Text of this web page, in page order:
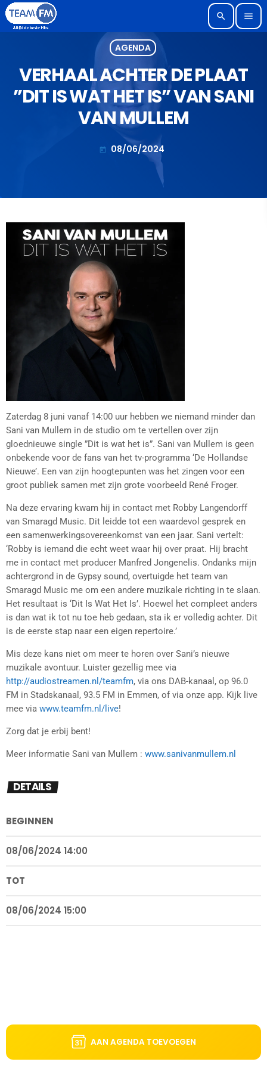
search menu
AGENDA
VERHAAL ACHTER DE PLAAT
”DIT IS WAT HET IS” VAN SANI
VAN MULLEM
today 08/06/2024
Zaterdag 8 juni vanaf 14:00 uur hebben we niemand minder dan
Sani van Mullem in de studio om te vertellen over zijn
gloednieuwe single ”Dit is wat het is”. Sani van Mullem is geen
onbekende voor de fans van het tv-programma ‘De Hollandse
Nieuwe’. Een van zijn hoogtepunten was het zingen voor een
groot publiek samen met zijn grote voorbeeld René Froger.
Na deze ervaring kwam hij in contact met Robby Langendorff
van Smaragd Music. Dit leidde tot een waardevol gesprek en
een samenwerkingsovereenkomst van een jaar. Sani vertelt:
‘Robby is iemand die echt weet waar hij over praat. Hij bracht
me in contact met producer Manfred Jongenelis. Ondanks mijn
achtergrond in de Gypsy sound, overtuigde het team van
Smaragd Music me om een andere muzikale richting in te slaan.
Het resultaat is ‘Dit Is Wat Het Is’. Hoewel het compleet anders
is dan wat ik tot nu toe heb gedaan, sta ik er volledig achter. Dit
is de eerste stap naar een eigen repertoire.’
Mis deze kans niet om meer te horen over Sani’s nieuwe
muzikale avontuur. Luister gezellig mee via
http://audiostreamen.nl/teamfm, via ons DAB-kanaal, op 96.0
FM in Stadskanaal, 93.5 FM in Emmen, of via onze app. Kijk live
mee via www.teamfm.nl/live!
Zorg dat je erbij bent!
Meer informatie Sani van Mullem : www.sanivanmullem.nl
DETAILS
BEGINNEN
08/06/2024 14:00
TOT
08/06/2024 15:00
AAN AGENDA TOEVOEGEN